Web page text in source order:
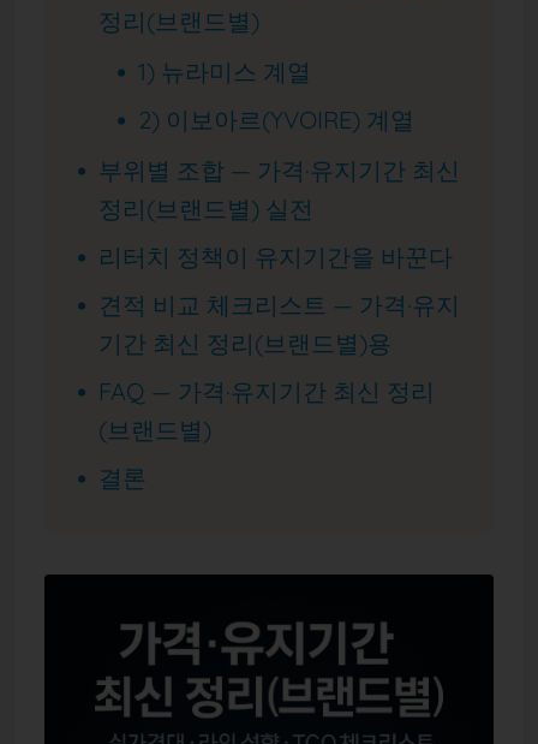
정리(브랜드별)
1) 뉴라미스 계열
2) 이보아르(YVOIRE) 계열
부위별 조합 — 가격·유지기간 최신
정리(브랜드별) 실전
리터치 정책이 유지기간을 바꾼다
견적 비교 체크리스트 — 가격·유지
기간 최신 정리(브랜드별)용
FAQ — 가격·유지기간 최신 정리
(브랜드별)
결론